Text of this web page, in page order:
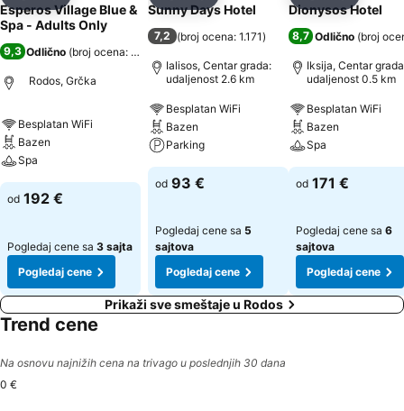
Esperos Village Blue &
Spa - Adults Only
9,3 Odlično (broj ocena: 7.717
Rodos, Grčka
Besplatan WiFi
Bazen
Spa
od 192 €
Pogledaj cene sa 3 sajta
Pogledaj cene
Sunny Days Hotel
7,2 (broj ocena: 1.171)
Ialisos, Centar grada:
udaljenost 2.6 km
Besplatan WiFi
Bazen
Parking
od 93 €
Pogledaj cene sa 5
sajtova
Pogledaj cene
Dionysos Hotel
8,7 Odlično (broj
Iksija, Centar
udaljenost 0.5 km
Besplatan WiFi
Bazen
Spa
od 171 €
Pogledaj cene sa 6
sajtova
Pogledaj cene
Prikaži sve smeštaje u Rodos
Trend cene
Na osnovu najnižih cena na trivago u poslednjih 30 dana
0 €